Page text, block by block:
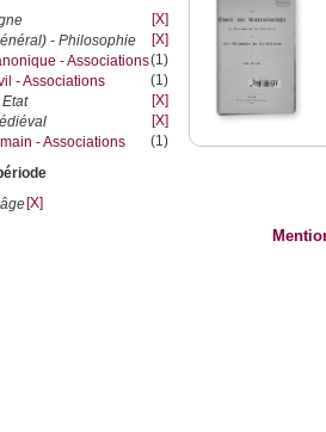
[X]
- Philosophie
[X]
- Associations(1)
- Associations
(1)
[X]
[X]
- Associations
(1)
[X]